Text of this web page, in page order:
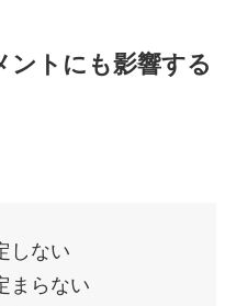
ントにも影響する
しない
まらない